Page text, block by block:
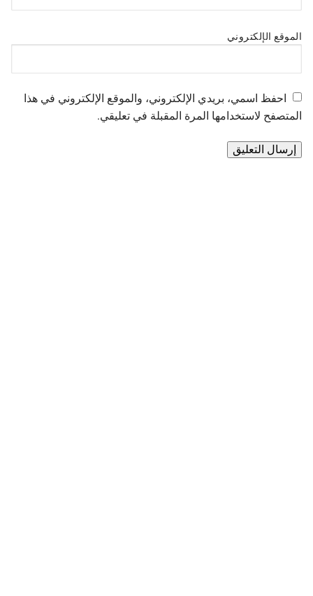
الموقع الإلكتروني
احفظ اسمي، بريدي الإلكتروني، والموقع الإلكتروني في هذا
المتصفح لاستخدامها المرة المقبلة في تعليقي.